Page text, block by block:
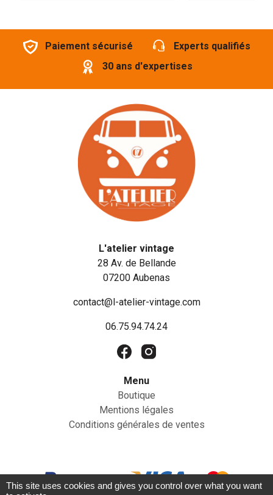
Paiement sécurisé
Experts qualifiés
30 ans d'expertises
L'atelier vintage
28 Av. de Bellande
07200 Aubenas
contact@l-atelier-vintage.com
06.75.94.74.24
Menu
Boutique
Mentions légales
Conditions générales de ventes
This site uses cookies and gives you control over what you want